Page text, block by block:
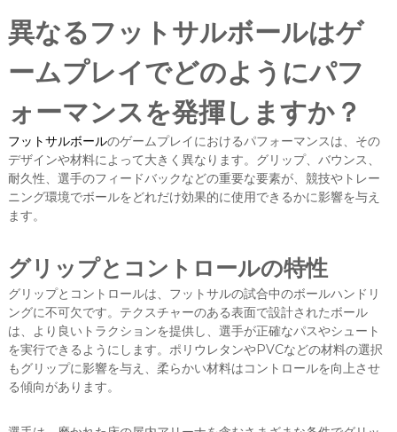
異なるフットサルボールはゲ
ームプレイでどのようにパフ
ォーマンスを発揮しますか？
フットサルボールのゲームプレイにおけるパフォーマンスは、その
デザインや材料によって大きく異なります。グリップ、バウンス、
耐久性、選手のフィードバックなどの重要な要素が、競技やトレー
ニング環境でボールをどれだけ効果的に使用できるかに影響を与え
ます。
グリップとコントロールの特性
グリップとコントロールは、フットサルの試合中のボールハンドリ
ングに不可欠です。テクスチャーのある表面で設計されたボール
は、より良いトラクションを提供し、選手が正確なパスやシュート
を実行できるようにします。ポリウレタンやPVCなどの材料の選択
もグリップに影響を与え、柔らかい材料はコントロールを向上させ
る傾向があります。